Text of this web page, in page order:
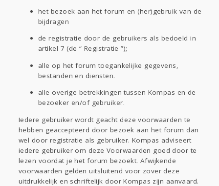
het bezoek aan het forum en (her)gebruik van de
bijdragen
de registratie door de gebruikers als bedoeld in
artikel 7 (de “ Registratie ”);
alle op het forum toegankelijke gegevens,
bestanden en diensten.
alle overige betrekkingen tussen Kompas en de
bezoeker en/of gebruiker.
Iedere gebruiker wordt geacht deze voorwaarden te
hebben geaccepteerd door bezoek aan het forum dan
wel door registratie als gebruiker. Kompas adviseert
iedere gebruiker om deze Voorwaarden goed door te
lezen voordat je het forum bezoekt. Afwijkende
voorwaarden gelden uitsluitend voor zover deze
uitdrukkelijk en schriftelijk door Kompas zijn aanvaard.